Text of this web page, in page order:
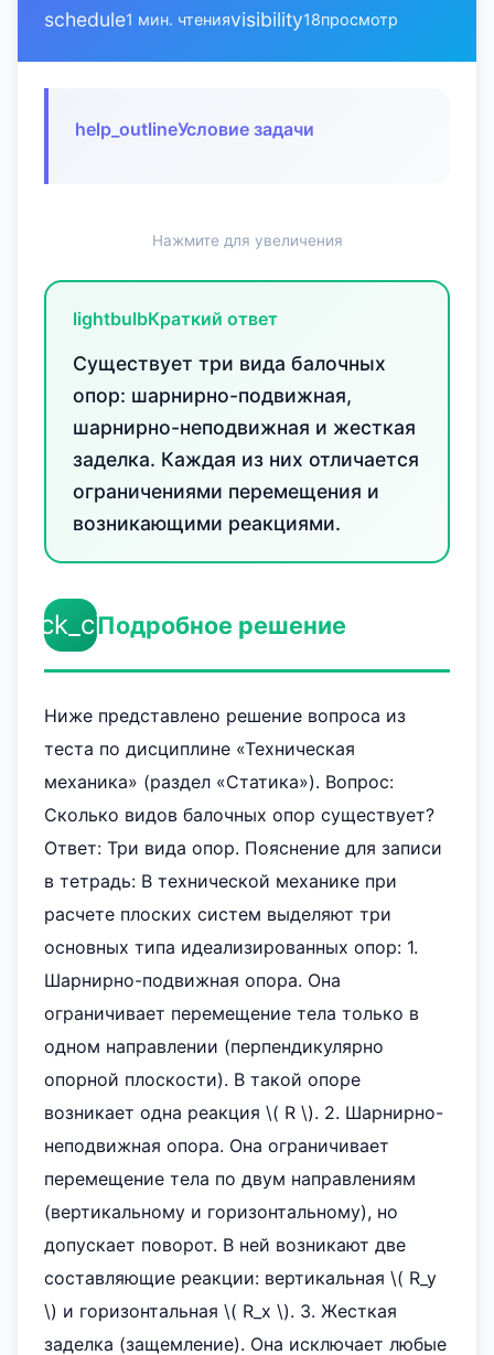
schedule1 мин. чтенияvisibility18просмотр
help_outlineУсловие задачи
Нажмите для увеличения
lightbulbКраткий ответ
Существует три вида балочных
опор: шарнирно-подвижная,
шарнирно-неподвижная и жесткая
заделка. Каждая из них отличается
ограничениями перемещения и
возникающими реакциями.
Подробное решение
Ниже представлено решение вопроса из
теста по дисциплине «Техническая
механика» (раздел «Статика»). Вопрос:
Сколько видов балочных опор существует?
Ответ: Три вида опор. Пояснение для записи
в тетрадь: В технической механике при
расчете плоских систем выделяют три
основных типа идеализированных опор: 1.
Шарнирно-подвижная опора. Она
ограничивает перемещение тела только в
одном направлении (перпендикулярно
опорной плоскости). В такой опоре
возникает одна реакция \( R \). 2. Шарнирно-
неподвижная опора. Она ограничивает
перемещение тела по двум направлениям
(вертикальному и горизонтальному), но
допускает поворот. В ней возникают две
составляющие реакции: вертикальная \( R_y
\) и горизонтальная \( R_x \). 3. Жесткая
заделка (защемление). Она исключает любые